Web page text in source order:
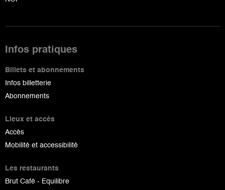
Infos pratiques
Billets et abonnements
Infos billetterie
Abonnements
Lieux et accès
Accès
Mobilité et accessibilité
Les restaurants
Brut Café - Equilibre